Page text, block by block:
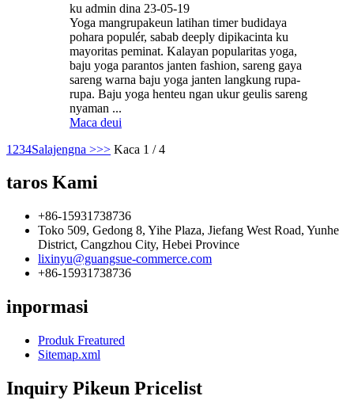
ku admin dina 23-05-19
Yoga mangrupakeun latihan timer budidaya
pohara populér, sabab deeply dipikacinta ku
mayoritas peminat. Kalayan popularitas yoga,
baju yoga parantos janten fashion, sareng gaya
sareng warna baju yoga janten langkung rupa-
rupa. Baju yoga henteu ngan ukur geulis sareng
nyaman ...
Maca deui
1 234Salajengna >>> Kaca 1 / 4
taros Kami
+86-15931738736
Toko 509, Gedong 8, Yihe Plaza, Jiefang West Road, Yunhe
District, Cangzhou City, Hebei Province
lixinyu@guangsue-commerce.com
+86-15931738736
inpormasi
Produk Freatured
Sitemap.xml
Inquiry Pikeun Pricelist